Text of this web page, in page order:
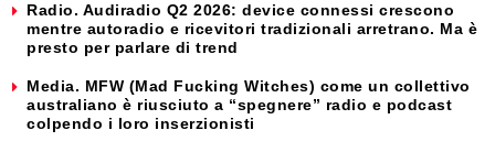
Radio. Audiradio Q2 2026: device connessi crescono
mentre autoradio e ricevitori tradizionali arretrano. Ma è
presto per parlare di trend
Media. MFW (Mad Fucking Witches) come un collettivo
australiano è riusciuto a “spegnere” radio e podcast
colpendo i loro inserzionisti